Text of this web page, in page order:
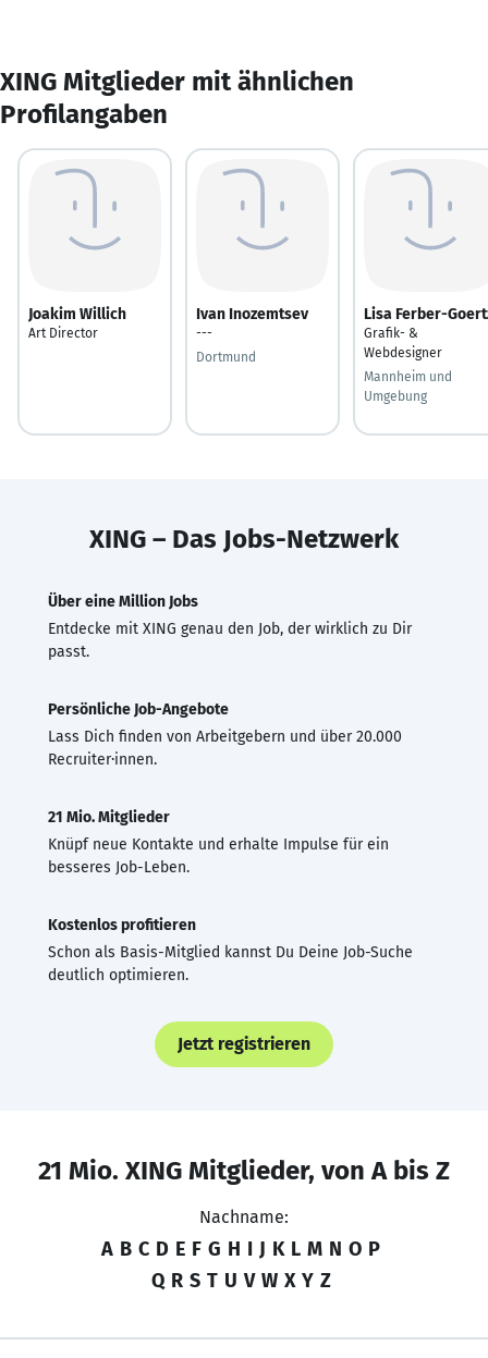
XING Mitglieder mit ähnlichen
Profilangaben
Joakim Willich
Art Director
Ivan Inozemtsev
---
Dortmund
Lisa Ferber-
Grafik- &
Webdesigner
Mannheim und
Umgebung
XING – Das Jobs-Netzwerk
Über eine Million Jobs
Entdecke mit XING genau den Job, der wirklich zu Dir
passt.
Persönliche Job-Angebote
Lass Dich finden von Arbeitgebern und über 20.000
Recruiter·innen.
21 Mio. Mitglieder
Knüpf neue Kontakte und erhalte Impulse für ein
besseres Job-Leben.
Kostenlos profitieren
Schon als Basis-Mitglied kannst Du Deine Job-Suche
deutlich optimieren.
Jetzt registrieren
21 Mio. XING Mitglieder, von A bis Z
Nachname:
A B C D E F G H I J K L M N O P
Q R S T U V W X Y Z